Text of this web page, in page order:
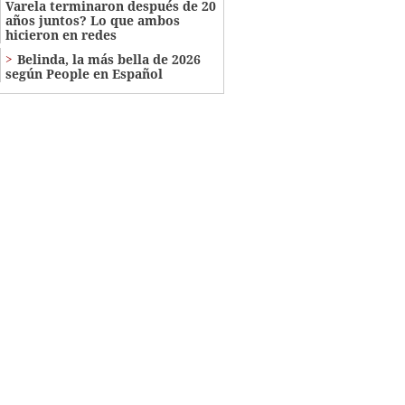
Varela terminaron después de 20
años juntos? Lo que ambos
hicieron en redes
Belinda, la más bella de 2026
según People en Español